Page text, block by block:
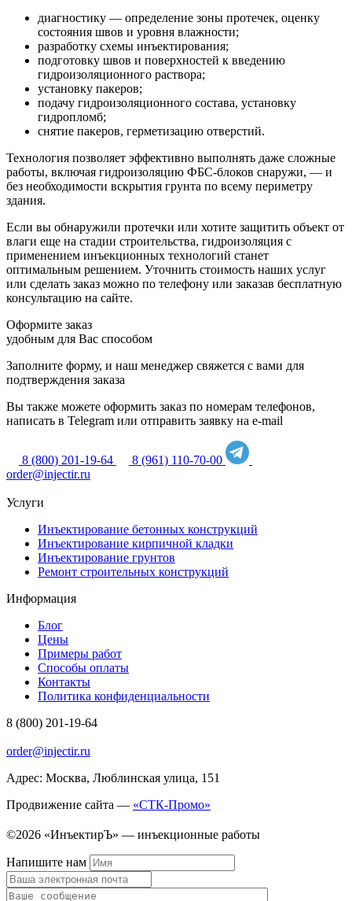
диагностику — определение зоны протечек, оценку
состояния швов и уровня влажности;
разработку схемы инъектирования;
подготовку швов и поверхностей к введению
гидроизоляционного раствора;
установку пакеров;
подачу гидроизоляционного состава, установку
гидропломб;
снятие пакеров, герметизацию отверстий.
Технология позволяет эффективно выполнять даже сложные
работы, включая гидроизоляцию ФБС-блоков снаружи, — и
без необходимости вскрытия грунта по всему периметру
здания.
Если вы обнаружили протечки или хотите защитить объект от
влаги еще на стадии строительства, гидроизоляция с
применением инъекционных технологий станет
оптимальным решением. Уточнить стоимость наших услуг
или сделать заказ можно по телефону или заказав бесплатную
консультацию на сайте.
Оформите заказ
удобным для Вас способом
Заполните форму, и наш менеджер свяжется с вами для
подтверждения заказа
Вы также можете оформить заказ по номерам телефонов,
написать в Telegram или отправить заявку на e-mail
8 (800) 201-19-64
8 (961) 110-70-00
order@injectir.ru
Услуги
Инъектирование бетонных конструкций
Инъектирование кирпичной кладки
Инъектирование грунтов
Ремонт строительных конструкций
Информация
Блог
Цены
Примеры работ
Способы оплаты
Контакты
Политика конфиденциальности
8 (800) 201-19-64
order@injectir.ru
Адрес: Москва, Люблинская улица, 151
Продвижение сайта — «СТК-Промо»
©2026 «ИнъектирЪ» — инъекционные работы
Напишите нам